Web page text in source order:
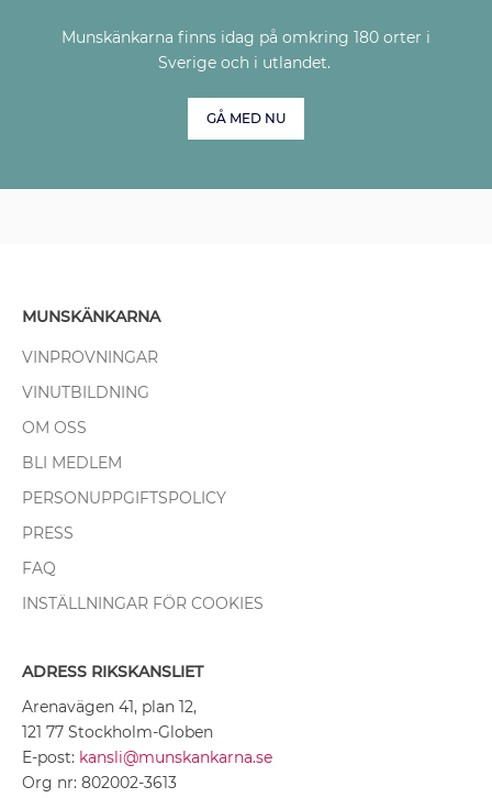
Munskänkarna finns idag på omkring 180 orter i
Sverige och i utlandet.
GÅ MED NU
MUNSKÄNKARNA
VINPROVNINGAR
VINUTBILDNING
OM OSS
BLI MEDLEM
PERSONUPPGIFTSPOLICY
PRESS
FAQ
INSTÄLLNINGAR FÖR COOKIES
ADRESS RIKSKANSLIET
Arenavägen 41, plan 12,
121 77 Stockholm-Globen
E-post: kansli@munskankarna.se
Org nr: 802002-3613